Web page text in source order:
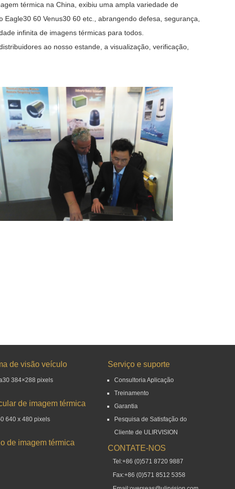
térmica na China, exibiu uma ampla variedade de
60 Venus30 60 etc., abrangendo defesa, segurança,
infinita de imagens térmicas para todos.
ao nosso estande, a visualização, verificação,
de visão veículo
384×288 pixels
de imagem térmica
640 x 480 pixels
de imagem térmica
Serviço e suporte
Consultoria Aplicação
Treinamento
Garantia
Pesquisa de Satisfação do
Cliente de ULIRVISION
CONTATE-NOS
Tel:+86 (0)571 8720 9887
Fax:+86 (0)571 8512 5358